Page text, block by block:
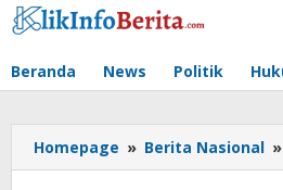
Lewati
ke
Beranda News Politik
Homepage » Berita Nasional »